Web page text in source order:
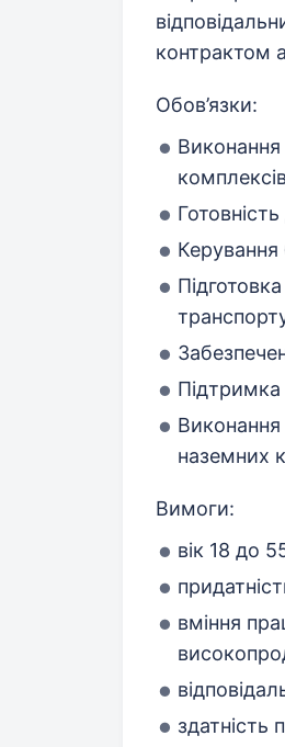
контрактом
Обов’язки:
Виконання
Підтримка
Виконання
наземних
Вимоги:
вік 18 до
вміння
здатність